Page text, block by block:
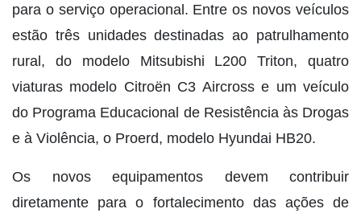
para o serviço operacional. Entre os novos veículos
estão três unidades destinadas ao patrulhamento
rural, do modelo Mitsubishi L200 Triton, quatro
viaturas modelo Citroën C3 Aircross e um veículo
do Programa Educacional de Resistência às Drogas
e à Violência, o Proerd, modelo Hyundai HB20.
Os novos equipamentos devem contribuir
diretamente para o fortalecimento das ações de